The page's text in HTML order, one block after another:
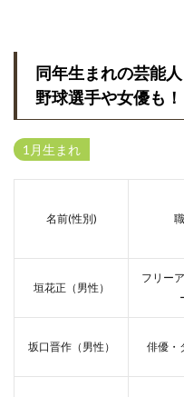
同年生まれの芸能
野球選手や女優も！
1月生まれ
名前(性別)
垣花正（男性）
フリー
坂口晋作（男性） 俳優・